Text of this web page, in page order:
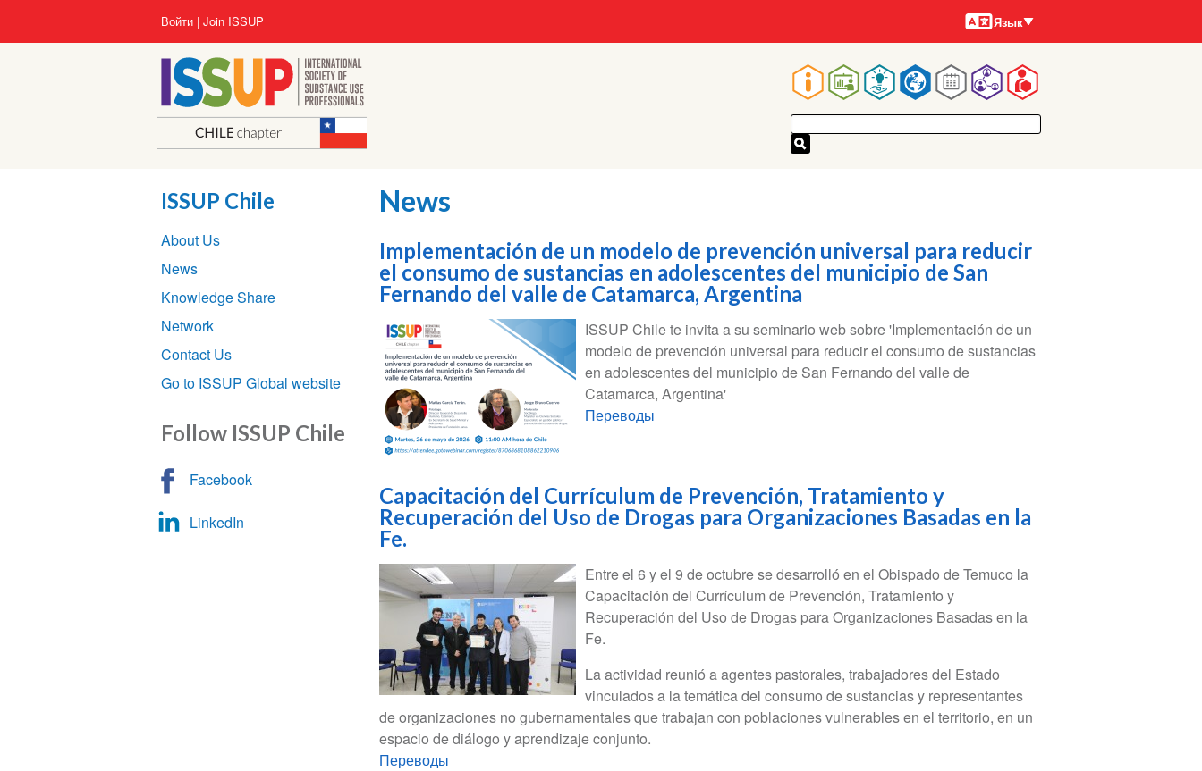
Main
navigation
User
account
menu
Войти Join ISSUP Языки
Язык
News
Implementación de un modelo de prevención universal para reducir
el consumo de sustancias en adolescentes del municipio de San
Fernando del valle de Catamarca, Argentina
ISSUP Chile te invita a su seminario web sobre 'Implementación de un
modelo de prevención universal para reducir el consumo de sustancias
en adolescentes del municipio de San Fernando del valle de
Catamarca, Argentina'
Переводы
Capacitación del Currículum de Prevención, Tratamiento y
Recuperación del Uso de Drogas para Organizaciones Basadas en la
Fe.
Entre el 6 y el 9 de octubre se desarrolló en el Obispado de Temuco la
Capacitación del Currículum de Prevención, Tratamiento y
Recuperación del Uso de Drogas para Organizaciones Basadas en la
Fe.
La actividad reunió a agentes pastorales, trabajadores del Estado
vinculados a la temática del consumo de sustancias y representantes
de organizaciones no gubernamentales que trabajan con poblaciones vulnerables en el territorio, en un
espacio de diálogo y aprendizaje conjunto.
Переводы
ISSUP Chile
Section
navigation
About Us
News
Knowledge Share
Network
Contact Us
Go to ISSUP Global website
Follow ISSUP Chile
Facebook
LinkedIn